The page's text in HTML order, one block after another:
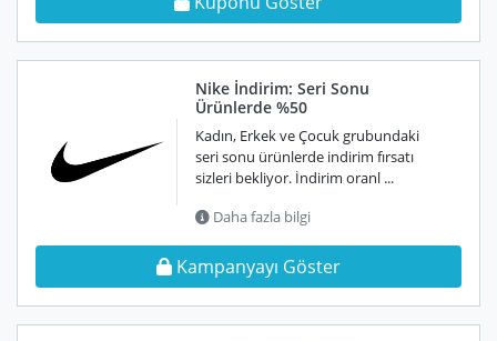
Nike İndirim: Seri Sonu
Ürünlerde %50
Kadın, Erkek ve Çocuk grubundaki
seri sonu ürünlerde indirim fırsatı
sizleri bekliyor. İndirim oranl ...
Daha fazla bilgi
Kampanyayı Göster